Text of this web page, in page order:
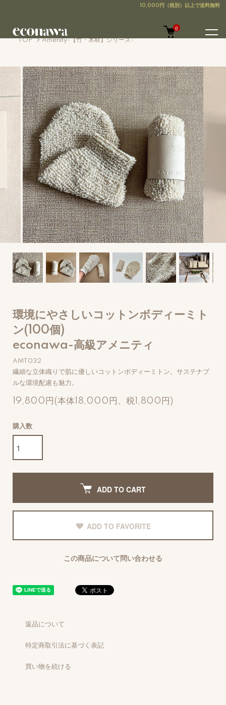
0
TOP Amenity-【竹・木材】シリーズ-
環境にやさしいコットンボディーミト
ン(100個)
econawa-高級アメニティ
AMT032
繊細な立体織りで肌に優しいコットンボディーミトン。サステナブ
ルな環境配慮も魅力。
19,800円(本体18,000円、税1,800円)
購入数
ADD TO CART
ADD TO FAVORITE
この商品について問い合わせる
返品について
特定商取引法に基づく表記
買い物を続ける